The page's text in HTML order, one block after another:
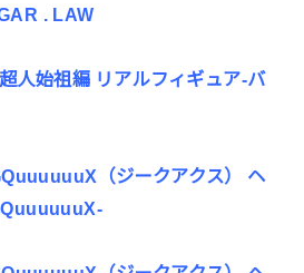
. LAW
人始祖編 リアルフィギュア-バ
（ジークアクス） ヘ